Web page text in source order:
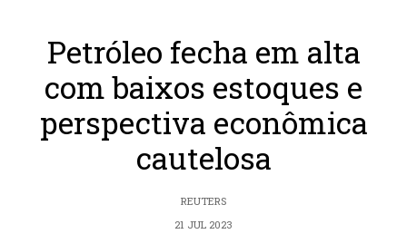
Petróleo fecha em alta
com baixos estoques e
perspectiva econômica
cautelosa
REUTERS
21 JUL 2023